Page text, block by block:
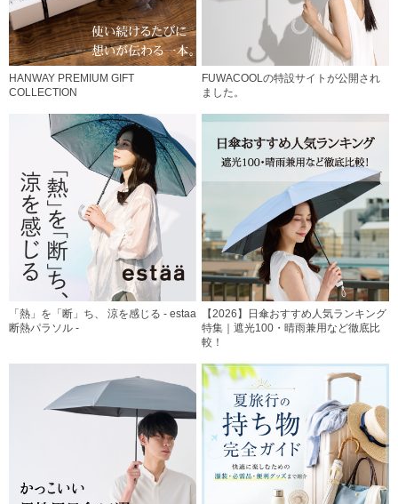
HANWAY PREMIUM GIFT
COLLECTION
FUWACOOLの特設サイトが公開され
ました。
「熱」を「断」ち、 涼を感じる - estaa
断熱パラソル -
【2026】日傘おすすめ人気ランキング
特集｜遮光100・晴雨兼用など徹底比
較！